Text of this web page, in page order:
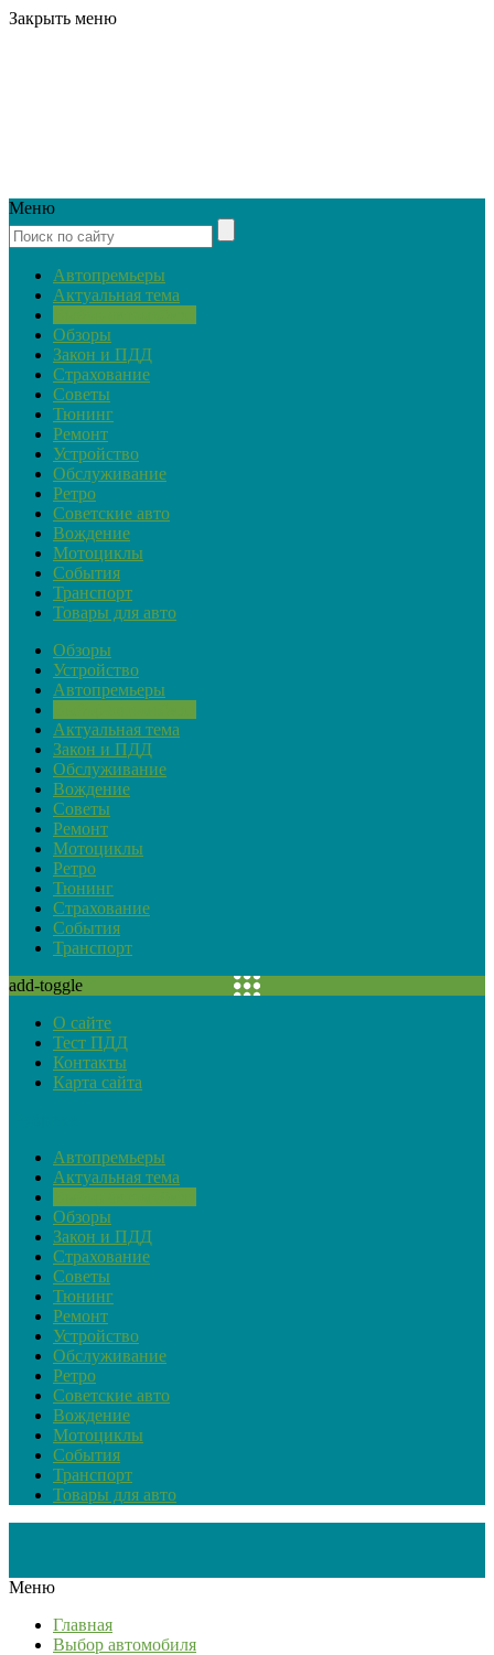
Закрыть меню
Меню
Автопремьеры
Актуальная тема
Обзоры
Закон и ПДД
Страхование
Советы
Тюнинг
Ремонт
Устройство
Обслуживание
Ретро
Советские авто
Вождение
Мотоциклы
События
Транспорт
Товары для авто
Обзоры
Устройство
Автопремьеры
Актуальная тема
Закон и ПДД
Обслуживание
Вождение
Советы
Ремонт
Мотоциклы
Ретро
Тюнинг
Страхование
События
Транспорт
add-toggle
О сайте
Тест ПДД
Контакты
Карта сайта
Автопремьеры
Актуальная тема
Обзоры
Закон и ПДД
Страхование
Советы
Тюнинг
Ремонт
Устройство
Обслуживание
Ретро
Советские авто
Вождение
Мотоциклы
События
Транспорт
Товары для авто
Меню
Главная
Выбор автомобиля